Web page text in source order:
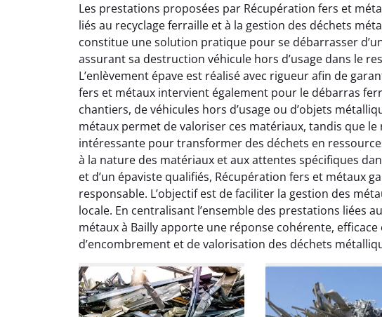
Les prestations proposées par Récupération fers et
liés au recyclage ferraille et à la gestion des déchets
constitue une solution pratique pour se débarrasser
assurant sa destruction véhicule hors d’usage dans le
L’enlèvement épave est réalisé avec rigueur afin de
fers et métaux intervient également pour le débarras
chantiers, de véhicules hors d’usage ou d’objets
métaux permet de valoriser ces matériaux, tandis que
intéressante pour transformer des déchets en
à la nature des matériaux et aux attentes spécifiques
et d’un épaviste qualifiés, Récupération fers et métaux
responsable. L’objectif est de faciliter la gestion des
locale. En centralisant l’ensemble des prestations liées
métaux à Bailly apporte une réponse cohérente,
d’encombrement et de valorisation des déchets
Aurélie
21 juin 2024
Le service de
jardin à Var était
exceptionnel.
travaillé de manière
et professionnelle,
notre jardin
prêt pour notre
projet